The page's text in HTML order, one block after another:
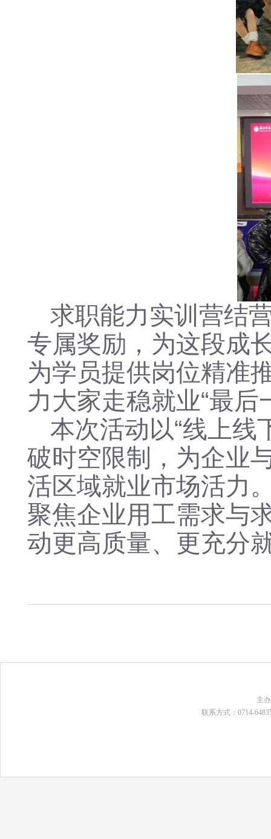
求职能力实训营结
专属奖励，为这段成
为学员提供岗位精准
力大家走稳就业“最后
本次活动以“线上线
破时空限制，为企业
活区域就业市场活力
聚焦企业用工需求与
动更高质量、更充分
主
联系方式：0714-